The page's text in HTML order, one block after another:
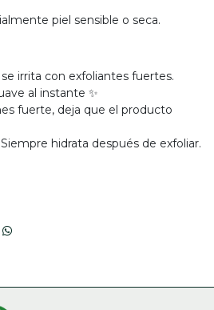
piel sensible o seca.
irrita con exfoliantes fuertes.
al instante ✨
fuerte, deja que el producto
hidrata después de exfoliar.